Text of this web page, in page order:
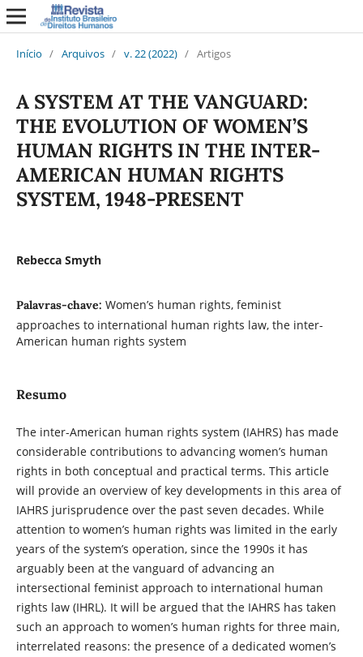
Início / Arquivos / v. 22 (2022) / Artigos
A SYSTEM AT THE VANGUARD:
THE EVOLUTION OF WOMEN’S
HUMAN RIGHTS IN THE INTER-
AMERICAN HUMAN RIGHTS
SYSTEM, 1948-PRESENT
Rebecca Smyth
Palavras-chave: Women’s human rights, feminist
approaches to international human rights law, the inter-
American human rights system
Resumo
The inter-American human rights system (IAHRS) has made
considerable contributions to advancing women’s human
rights in both conceptual and practical terms. This article
will provide an overview of key developments in this area of
IAHRS jurisprudence over the past seven decades. While
attention to women’s human rights was limited in the early
years of the system’s operation, since the 1990s it has
arguably been at the vanguard of advancing an
intersectional feminist approach to international human
rights law (IHRL). It will be argued that the IAHRS has taken
such an approach to women’s human rights for three main,
interrelated reasons: the presence of a dedicated women’s